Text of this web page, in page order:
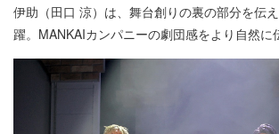
伊助（田口 涼）は、舞台創りの裏の部分を伝
躍。MANKAIカンパニーの劇団感をより自然に